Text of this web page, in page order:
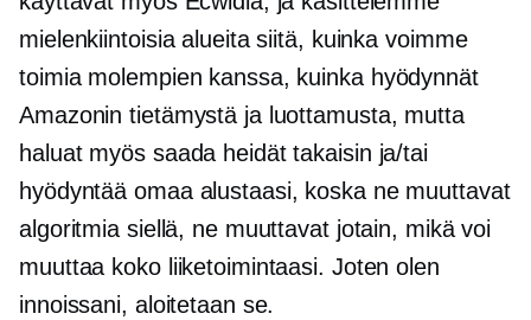
mielenkiintoisia alueita siitä, kuinka voimme
toimia molempien kanssa, kuinka hyödynnät
Amazonin tietämystä ja luottamusta, mutta
haluat myös saada heidät takaisin ja/tai
hyödyntää omaa alustaasi, koska ne muuttavat
algoritmia siellä, ne muuttavat jotain, mikä voi
muuttaa koko liiketoimintaasi. Joten olen
innoissani, aloitetaan se.